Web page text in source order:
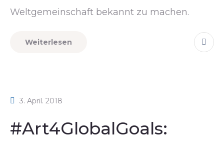
Weltgemeinschaft bekannt zu machen.
Weiterlesen
3. April. 2018
#Art4GlobalGoals: